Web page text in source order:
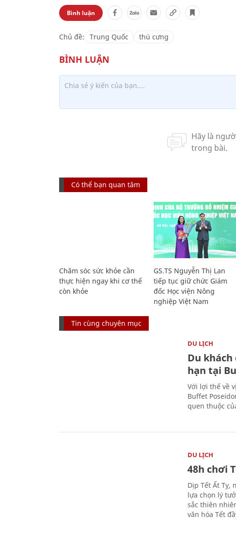
Bình luận
Chủ đề: Trung Quốc thú cưng
Có thể bạn quan tâm
Chăm sóc sức khỏe cần
thực hiện ngay khi cơ thể
còn khỏe
GS.TS Nguyễn Thị Lan
tiếp tục giữ chức Giám
đốc Học viện Nông
nghiệp Việt Nam
Tin cùng chuyên mục
DU LỊCH
Du
hạn tại
Với lợi thế về
Buffet
quen thuộc
DU LỊCH
48h chơi
Dịp Tết Ất Tỵ,
lựa chọn lý
sắc thiên
văn hóa Tết